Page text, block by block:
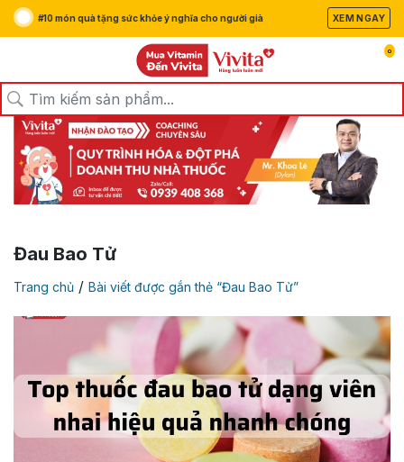
#10 món quà tặng sức khỏe ý nghĩa cho người già XEM NGAY
0
Đau Bao Tử
Trang chủ / Bài viết được gắn thẻ “Đau Bao Tử”